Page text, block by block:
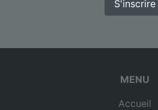
S'inscrire
MENU
Accueil